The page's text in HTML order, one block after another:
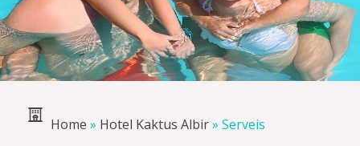
Home » Hotel Kaktus Albir» Serveis